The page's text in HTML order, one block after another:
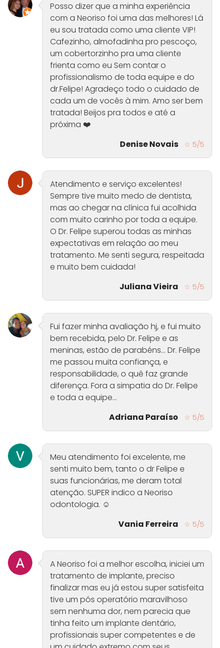
Posso dizer que a minha experiência
com a Neoriso foi uma das melhores! Lá
eu sou tratada como uma cliente VIP!
Cafezinho, almofadinha pro pescoço,
um cobertorzinho pra uma cliente
frienta como eu Sem contar o
profissionalismo de toda equipe e do
dr.Felipe! Agradeço todo o cuidado de
cada um de vocês à mim. Amo ser bem
tratada! Beijos pra todos e até a
próxima ❤️
Denise Novais
☆ 5/5
Atendimento e serviço excelentes!
Sempre tive muito medo de dentista,
mas ao chegar na clínica fui acolhida
com muito carinho por toda a equipe.
O Dr. Felipe superou todas as minhas
expectativas em relação ao meu
tratamento. Me senti segura, respeitada
e muito bem cuidada!
Juliana Vieira
☆ 5/5
Fui fazer minha avaliação hj, e fui muito
bem recebida, pelo Dr. Felipe e as
meninas, estão de parabéns... Dr. Felipe
me passou muita confiança, e
responsabilidade, o quê faz grande
diferença. Fora a simpatia do Dr. Felipe
e toda a equipe...
Adriana Paraíso
☆ 5/5
Meu atendimento foi excelente, me
senti muito bem, tanto o dr Felipe e
suas funcionárias, me deram total
atenção. SUPER indico a Neoriso
odontologia. ☺️
Vania Ferreira
☆ 5/5
A Neoriso foi a melhor escolha, iniciei um
tratamento de implante, preciso
finalizar mas eu já estou super satisfeita
tive um pós operatório maravilhoso
sem nenhuma dor, nem parecia que
tinha feito um implante dentário,
profissionais super competentes e de